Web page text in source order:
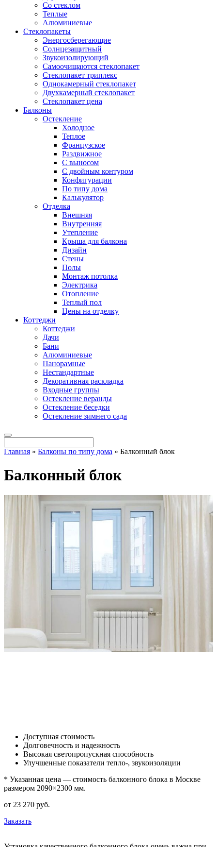
Со стеклом
Теплые
Алюминиевые
Стеклопакеты
Энергосберегающие
Солнцезащитный
Звукоизолирующий
Самоочищаются стеклопакет
Стеклопакет триплекс
Однокамерный стеклопакет
Двухкамерный стеклопакет
Стеклопакет цена
Балконы
Остекление
Холодное
Теплое
Французское
Раздвижное
С выносом
С двойным контуром
Конфигурации
По типу дома
Калькулятор
Отделка
Внешняя
Внутренняя
Утепление
Крыша для балкона
Дизайн
Стены
Полы
Монтаж потолка
Электрика
Отопление
Теплый пол
Цены на отделку
Коттеджи
Коттеджи
Дачи
Бани
Алюминиевые
Панорамные
Нестандартные
Декоративная раскладка
Входные группы
Остекление веранды
Остекление беседки
Остекление зимнего сада
Главная » Балконы по типу дома » Балконный блок
Балконный блок
Доступная стоимость
Долговечность и надежность
Высокая светопропускная способность
Улучшенные показатели тепло-, звукоизоляции
* Указанная цена — стоимость балконного блока в Москве
размером 2090×2300 мм.
от 23 270 pуб.
Заказать